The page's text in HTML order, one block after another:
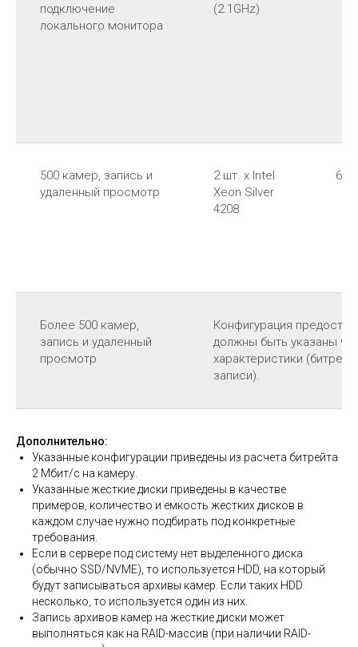
подключение
локального монитора
(2.1GHz)
500 камер, запись и
удаленный просмотр
2 шт. x Intel
Xeon Silver
4208
64
Более 500 камер,
запись и удаленный
просмотр
Конфигурация
должны быть указаны
характеристики
записи).
Дополнительно:
Указанные конфигурации приведены из расчета битрейта
2 Мбит/с на камеру.
Указанные жесткие диски приведены в качестве
примеров, количество и емкость жестких дисков в
каждом случае нужно подбирать под конкретные
требования.
Если в сервере под систему нет выделенного диска
(обычно SSD/NVME), то используется HDD, на который
будут записываться архивы камер. Если таких HDD
несколько, то используется один из них.
Запись архивов камер на жесткие диски может
выполняться как на RAID-массив (при наличии RAID-